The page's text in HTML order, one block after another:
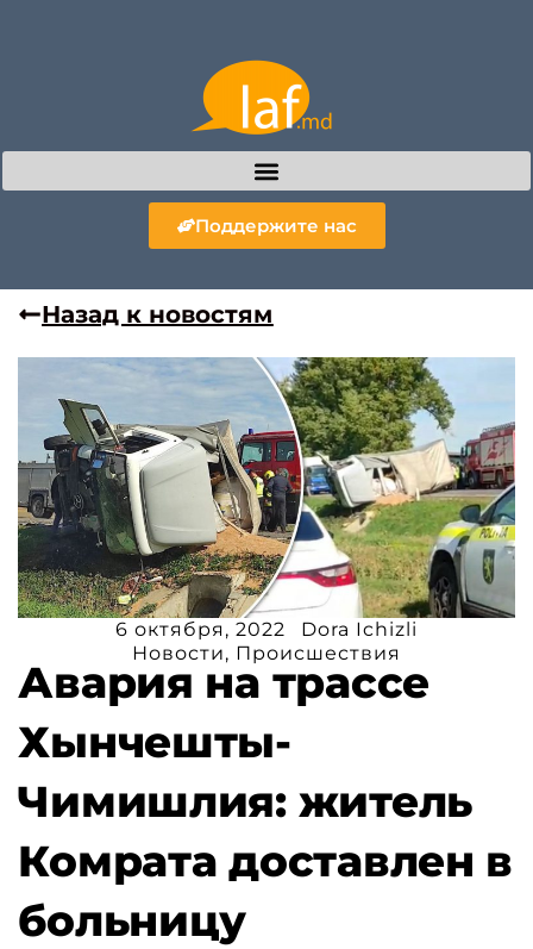
Поддержите нас
Назад к новостям
6 октября, 2022
Dora Ichizli
Новости, Происшествия
Авария на трассе
Хынчешты-
Чимишлия: житель
Комрата доставлен в
больницу